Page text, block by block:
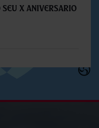
X aniversario